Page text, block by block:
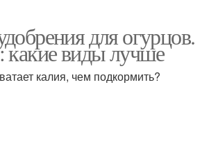
для огурцов.
какие виды лучше
калия, чем подкормить?